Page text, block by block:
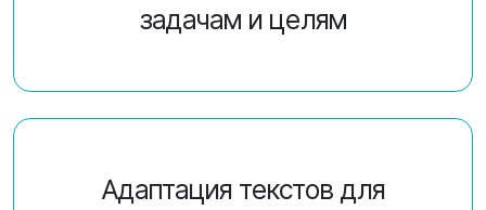
задачам и целям
Адаптация текстов для